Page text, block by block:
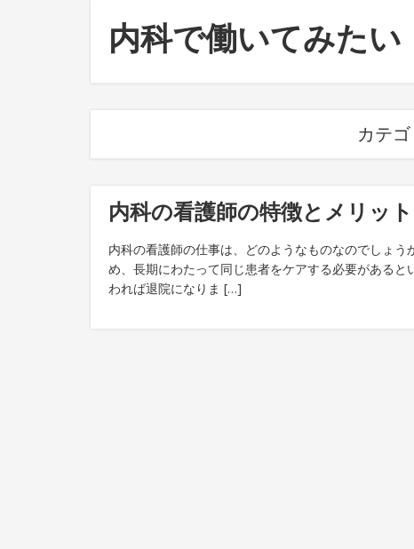
内科で働いてみたい
カテ
内科の看護師の特徴とメリット
内科の看護師の仕事は、どのようなものなのでしょ
め、長期にわたって同じ患者をケアする必要がある
われば退院になりま […]